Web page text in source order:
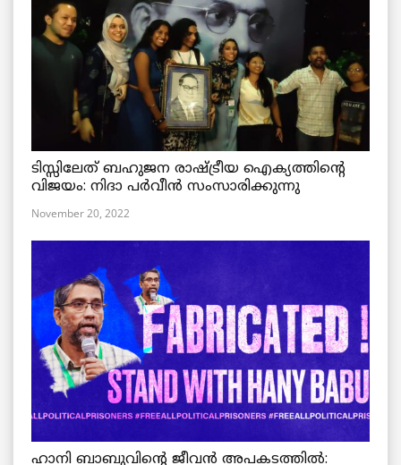
ടിസ്സിലേത് ബഹുജന രാഷ്ട്രീയ ഐക്യത്തിന്റെ
വിജയം: നിദാ പർവീൻ സംസാരിക്കുന്നു
November 20, 2022
ഹാനി ബാബുവിന്റെ ജീവൻ അപകടത്തിൽ: